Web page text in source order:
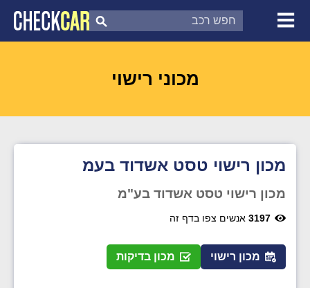
צ'ק קאר
דוח בדיקת רכב
מכוני רישוי
מכון רישוי טסט אשדוד בעמ
מכון רישוי טסט אשדוד בע"מ
3197 אנשים צפו בדף זה
מכון רישוי מכון בדיקות